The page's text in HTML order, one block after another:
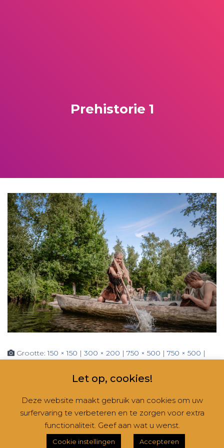
Prehistorie 1
Grootte:150 × 150 | 300 × 200 | 750 × 500 | 750 × 500 |
CONTACT NIEUWSBRIEVEN RUBRIEKEN
Hestia | Ontwikkeld doorThemeIsle
Let op, cookies!
Deze website maakt gebruik van cookies om uw
surfervaring te verbeteren en te zorgen voor extra
functionaliteit. Geef aan wat u wenst.
Cookie instellingen Accepteren